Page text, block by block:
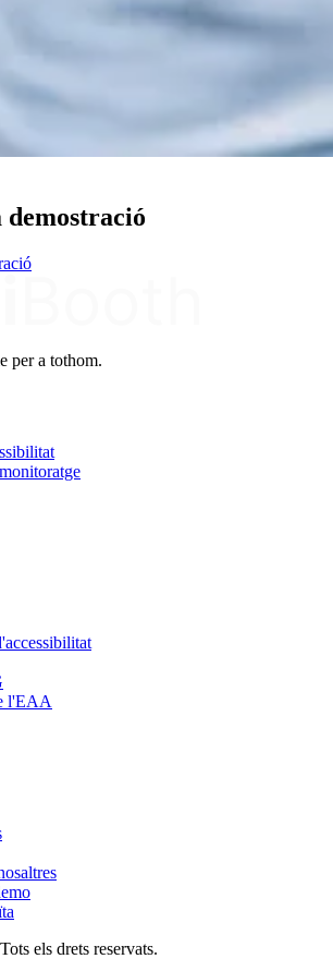
demostració
per a tothom.
l'EAA
els drets reservats.